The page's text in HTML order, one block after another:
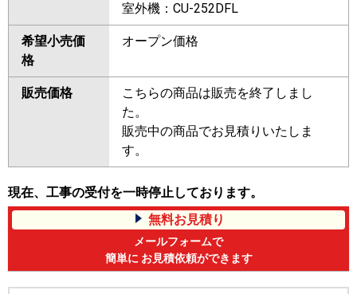
室外機：CU-252DFL
希望小売価
格
オープン価格
販売価格
こちらの商品は販売を終了しまし
た。
販売中の商品でお見積りいたしま
す。
現在、工事の受付を一時停止しております。
無料お見積り
メールフォームで
簡単に お見積依頼ができます